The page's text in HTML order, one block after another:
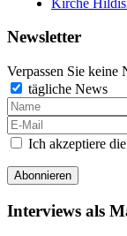
Newsletter
Verpassen Sie keine
tägliche News
Ich akzeptiere die
Abonnieren
Interviews als